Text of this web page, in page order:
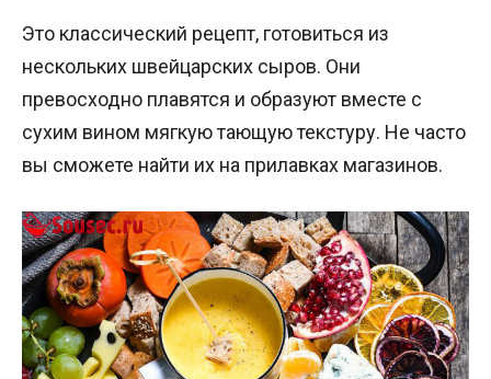
Это классический рецепт, готовиться из
нескольких швейцарских сыров. Они
превосходно плавятся и образуют вместе с
сухим вином мягкую тающую текстуру. Не часто
вы сможете найти их на прилавках магазинов.